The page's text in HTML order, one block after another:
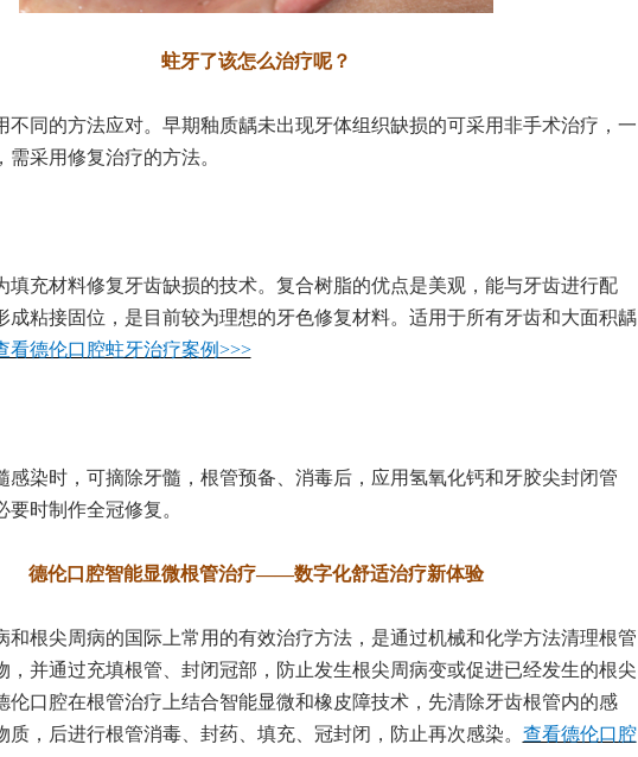
蛀牙了该怎么治疗呢？
不同的方法应对。早期釉质龋未出现牙体组织缺损的可采用非手术治疗，一
需采用修复治疗的方法。
填充材料修复牙齿缺损的技术。复合树脂的优点是美观，能与牙齿进行配
成粘接固位，是目前较为理想的牙色修复材料。适用于所有牙齿和大面积龋
看德伦口腔蛀牙治疗案例>>>
感染时，可摘除牙髓，根管预备、消毒后，应用氢氧化钙和牙胶尖封闭管
时制作全冠修复。
德伦口腔智能显微根管治疗——数字化舒适治疗新体验
和根尖周病的国际上常用的有效治疗方法，是通过机械和化学方法清理根管
，并通过充填根管、封闭冠部，防止发生根尖周病变或促进已经发生的根尖
伦口腔在根管治疗上结合智能显微和橡皮障技术，先清除牙齿根管内的感
质，后进行根管消毒、封药、填充、冠封闭，防止再次感染。 查看德伦口腔